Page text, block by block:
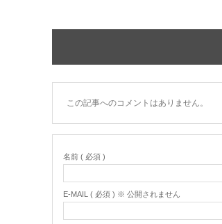
この記事へのコメントはありません。
名前 ( 必須 )
E-MAIL ( 必須 ) ※ 公開されません